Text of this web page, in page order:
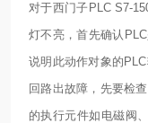
对于西门子PLC S7-
灯不亮，首先确认
说明此动作对象的
回路出故障，先要检
的执行元件如电磁阀